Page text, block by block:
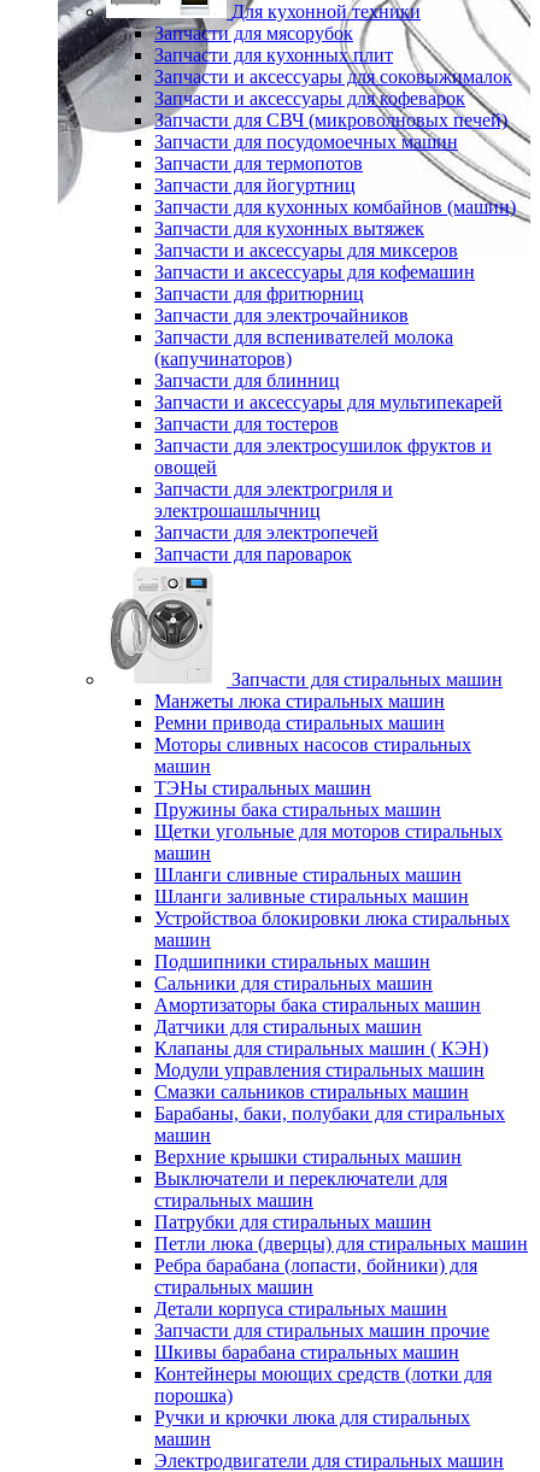
Для кухонной техники
Запчасти для мясорубок
Запчасти для кухонных плит
Запчасти и аксессуары для соковыжималок
Запчасти и аксессуары для кофеварок
Запчасти для СВЧ (микроволновых печей)
Запчасти для посудомоечных машин
Запчасти для термопотов
Запчасти для йогуртниц
Запчасти для кухонных комбайнов (машин)
Запчасти для кухонных вытяжек
Запчасти и аксессуары для миксеров
Запчасти и аксессуары для кофемашин
Запчасти для фритюрниц
Запчасти для электрочайников
Запчасти для вспенивателей молока
(капучинаторов)
Запчасти для блинниц
Запчасти и аксессуары для мультипекарей
Запчасти для тостеров
Запчасти для электросушилок фруктов и
овощей
Запчасти для электрогриля и
электрошашлычниц
Запчасти для электропечей
Запчасти для пароварок
Запчасти для стиральных машин
Манжеты люка стиральных машин
Ремни привода стиральных машин
Моторы сливных насосов стиральных
машин
ТЭНы стиральных машин
Пружины бака стиральных машин
Щетки угольные для моторов стиральных
машин
Шланги сливные стиральных машин
Шланги заливные стиральных машин
Устройствоа блокировки люка стиральных
машин
Подшипники стиральных машин
Сальники для стиральных машин
Амортизаторы бака стиральных машин
Датчики для стиральных машин
Клапаны для стиральных машин ( КЭН)
Модули управления стиральных машин
Смазки сальников стиральных машин
Барабаны, баки, полубаки для стиральных
машин
Верхние крышки стиральных машин
Выключатели и переключатели для
стиральных машин
Патрубки для стиральных машин
Петли люка (дверцы) для стиральных машин
Ребра барабана (лопасти, бойники) для
стиральных машин
Детали корпуса стиральных машин
Запчасти для стиральных машин прочие
Шкивы барабана стиральных машин
Контейнеры моющих средств (лотки для
порошка)
Ручки и крючки люка для стиральных
машин
Электродвигатели для стиральных машин